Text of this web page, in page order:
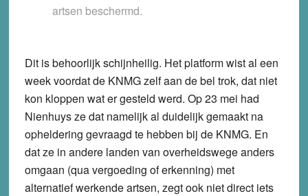
artsen beschermd.
Dit is behoorlijk schijnheilig. Het platform wist al een
week voordat de KNMG zelf aan de bel trok, dat niet
kon kloppen wat er gesteld werd. Op 23 mei had
Nienhuys ze dat namelijk al duidelijk gemaakt na
opheldering gevraagd te hebben bij de KNMG. En
dat ze in andere landen van overheidswege anders
omgaan (qua vergoeding of erkenning) met
alternatief werkende artsen, zegt ook niet direct iets